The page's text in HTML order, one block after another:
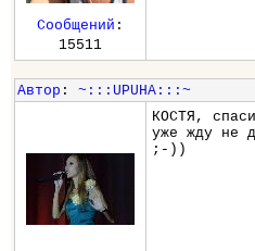
Сообщений :
15511
Автор : ~:::UPUHA:::~
КОСТЯ,
уже жду не
;-))